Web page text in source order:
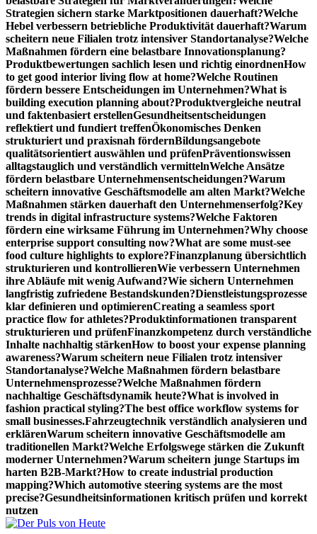
Strategien sichern starke Marktpositionen dauerhaft?Welche
Hebel verbessern betriebliche Produktivität dauerhaft?Warum
scheitern neue Filialen trotz intensiver Standortanalyse?Welche
Maßnahmen fördern eine belastbare Innovationsplanung?
Produktbewertungen sachlich lesen und richtig einordnenHow
to get good interior living flow at home?Welche Routinen
fördern bessere Entscheidungen im Unternehmen?What is
building execution planning about?Produktvergleiche neutral
und faktenbasiert erstellenGesundheitsentscheidungen
reflektiert und fundiert treffenÖkonomisches Denken
strukturiert und praxisnah fördernBildungsangebote
qualitätsorientiert auswählen und prüfenPräventionswissen
alltagstauglich und verständlich vermittelnWelche Ansätze
fördern belastbare Unternehmensentscheidungen?Warum
scheitern innovative Geschäftsmodelle am alten Markt?Welche
Maßnahmen stärken dauerhaft den Unternehmenserfolg?Key
trends in digital infrastructure systems?Welche Faktoren
fördern eine wirksame Führung im Unternehmen?Why choose
enterprise support consulting now?What are some must-see
food culture highlights to explore?Finanzplanung übersichtlich
strukturieren und kontrollierenWie verbessern Unternehmen
ihre Abläufe mit wenig Aufwand?Wie sichern Unternehmen
langfristig zufriedene Bestandskunden?Dienstleistungsprozesse
klar definieren und optimierenCreating a seamless sport
practice flow for athletes?Produktinformationen transparent
strukturieren und prüfenFinanzkompetenz durch verständliche
Inhalte nachhaltig stärkenHow to boost your expense planning
awareness?Warum scheitern neue Filialen trotz intensiver
Standortanalyse?Welche Maßnahmen fördern belastbare
Unternehmensprozesse?Welche Maßnahmen fördern
nachhaltige Geschäftsdynamik heute?What is involved in
fashion practical styling?The best office workflow systems for
small businesses.Fahrzeugtechnik verständlich analysieren und
erklärenWarum scheitern innovative Geschäftsmodelle am
traditionellen Markt?Welche Erfolgswege stärken die Zukunft
moderner Unternehmen?Warum scheitern junge Startups im
harten B2B-Markt?How to create industrial production
mapping?Which automotive steering systems are the most
precise?Gesundheitsinformationen kritisch prüfen und korrekt
nutzen